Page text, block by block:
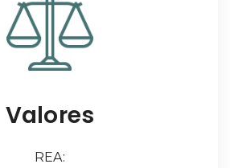
Valores
REA: